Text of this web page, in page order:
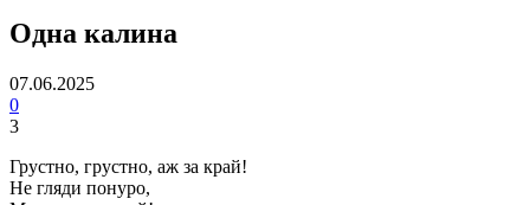
Одна калина
07.06.2025
0
3
Грустно, грустно, аж за край!
Не гляди понуро,